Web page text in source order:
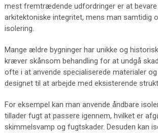
mest fremtrædende udfordringer er at bevare
arkitektoniske integritet, mens man samtidig
isolering.
Mange ældre bygninger har unikke og
kræver skånsom behandling for at undgå
ofte i at anvende specialiserede materialer og
designet til at arbejde med eksisterende
For eksempel kan man anvende åndbare
tillader fugt at passere igennem, hvilket er
skimmelsvamp og fugtskader. Desuden kan